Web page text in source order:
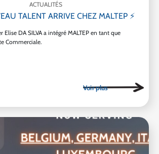
ACTUALITÉS
TALENT ARRIVE CHEZ MALTEP ⚡
Elise DA SILVA a intégré MALTEP en tant que
Commerciale.